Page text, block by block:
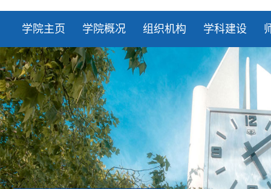
学院主页 学院概况 组织机构 学科建设